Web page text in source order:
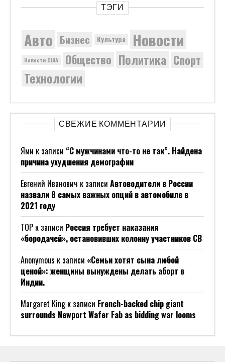
ТЭГИ
Авто Бизнес Культура Новости
Новости США Общество Политика Спорт
Технологии
СВЕЖИЕ КОММЕНТАРИИ
Ями к записи “С мужчинами что-то не так”. Найдена
причина ухудшения демографии
Евгений Иванович к записи Автоводители в России
назвали 8 самых важных опций в автомобиле в
2021 году
ТОР к записи Россия требует наказания
«бородачей», остановивших колонну участников СВ
Anonymous к записи «Семьи хотят сына любой
ценой»: женщины вынуждены делать аборт в
Индии.
Margaret Kingк записи French-backed chip giant
surrounds Newport Wafer Fab as bidding war looms